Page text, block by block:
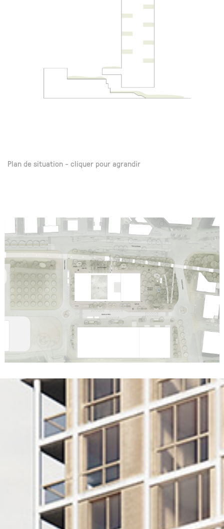
Plan de situation - cliquer pour agrandir